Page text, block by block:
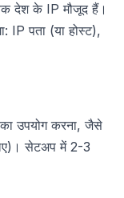
देश के IP मौजूद हैं।
IP पता (या होस्ट),
उपयोग करना, जैसे
सेटअप में 2-3